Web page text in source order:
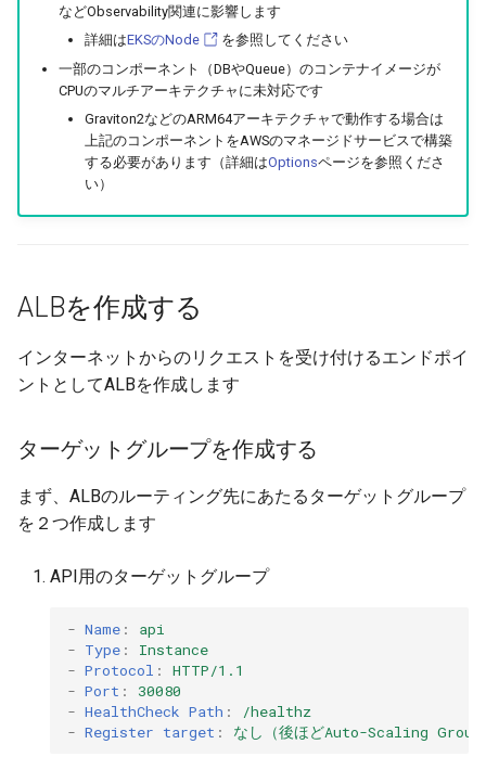
などObservability関連に影響します
詳細はEKSのNode
を参照してください
一部のコンポーネント（DBやQueue）のコンテナイメージが
CPUのマルチアーキテクチャに未対応です
Graviton2などのARM64アーキテクチャで動作する場合は
上記のコンポーネントをAWSのマネージドサービスで構築
する必要があります（詳細はOptionsページを参照くださ
い）
ALBを作成する
インターネットからのリクエストを受け付けるエンドポイ
ントとしてALBを作成します
ターゲットグループを作成する
まず、ALBのルーティング先にあたるターゲットグループ
を２つ作成します
API用のターゲットグループ
- Name :
api
- Type :
Instance
- Protocol :
HTTP/1.1
- Port :
30080
- HealthCheck Path :
/healthz
- Register target : なし（後ほどAuto-Scaling Group